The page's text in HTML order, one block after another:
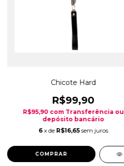
Chicote Hard
R$99,90
R$95,90 com Transferência ou
depósito bancário
6 x de R$16,65 sem juros